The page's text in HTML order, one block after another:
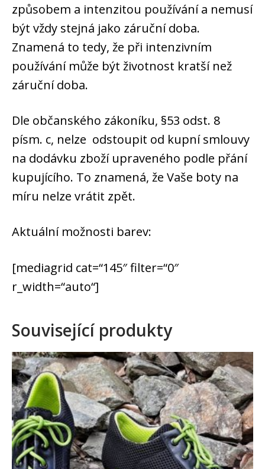
způsobem a intenzitou používání a nemusí
být vždy stejná jako záruční doba.
Znamená to tedy, že při intenzivním
používání může být životnost kratší než
záruční doba.
Dle občanského zákoníku, §53 odst. 8
písm. c, nelze odstoupit od kupní smlouvy
na dodávku zboží upraveného podle přání
kupujícího. To znamená, že Vaše boty na
míru nelze vrátit zpět.
Aktuální možnosti barev:
[mediagrid cat=“145″ filter=“0″
r_width=“auto“]
Související produkty